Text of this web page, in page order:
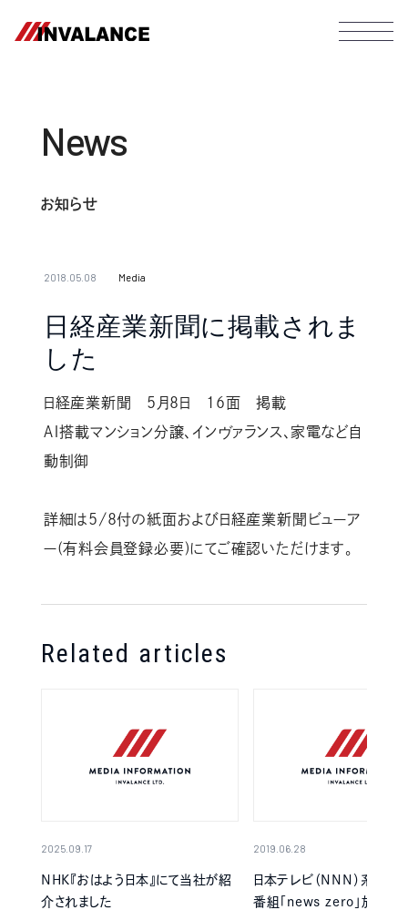
News
お知らせ
2018.05.08 Media
日経産業新聞に掲載されま
した
日経産業新聞 5月8日 16面 掲載
ＡＩ搭載マンション分譲、インヴァランス、家電など自
動制御
詳細は5/8付の紙面および日経産業新聞ビューア
ー(有料会員登録必要)にてご確認いただけます。
Related articles
2025.09.17
NHK『おはよう日本』にて当社が紹
介されました
2019.06.28
日本テレビ（NNN）系列の
番組「news zero」放送の